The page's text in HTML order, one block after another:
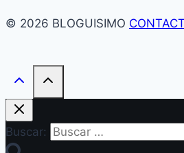
© 2026 BLOGUISIMO
Buscar: